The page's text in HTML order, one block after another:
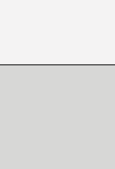
[GK] Endless Legend 2 :
[LS] [PS5] Premiers